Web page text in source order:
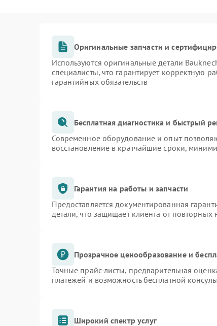
Оригинальные запчасти и
Используются оригинальные детали
специалисты, что гарантирует корректную
гарантийных обязательств
Бесплатная диагностика и быстрый
Современное оборудование и опыт
восстановление в кратчайшие сроки,
Гарантия на работы и запчасти
Предоставляется документированная
детали, что защищает клиента от повторных
Прозрачное ценообразование и
Точные прайс-листы, предварительная
платежей и возможность бесплатной
Широкий спектр услуг